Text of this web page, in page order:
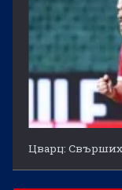
Цварц: